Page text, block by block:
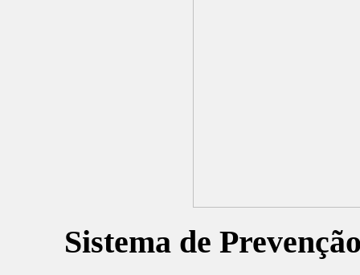
Sistema de